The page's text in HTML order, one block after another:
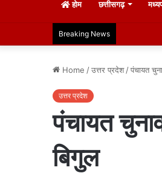
होम छत्तीसगढ़
Breaking News
Home /उत्तर प्रदेश /पंचायत
उत्तर प्रदेश
पंचायत
बिगुल